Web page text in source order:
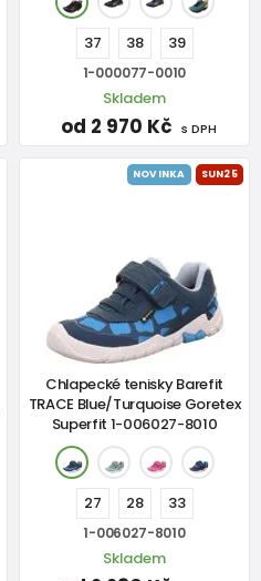
37 38 39
1-000077-0010
Skladem
od 2 970 Kč s DPH
NOVINKA SUN25
Chlapecké tenisky Barefit
TRACE Blue/Turquoise Goretex
Superfit 1-006027-8010
27 28 33
1-006027-8010
Skladem